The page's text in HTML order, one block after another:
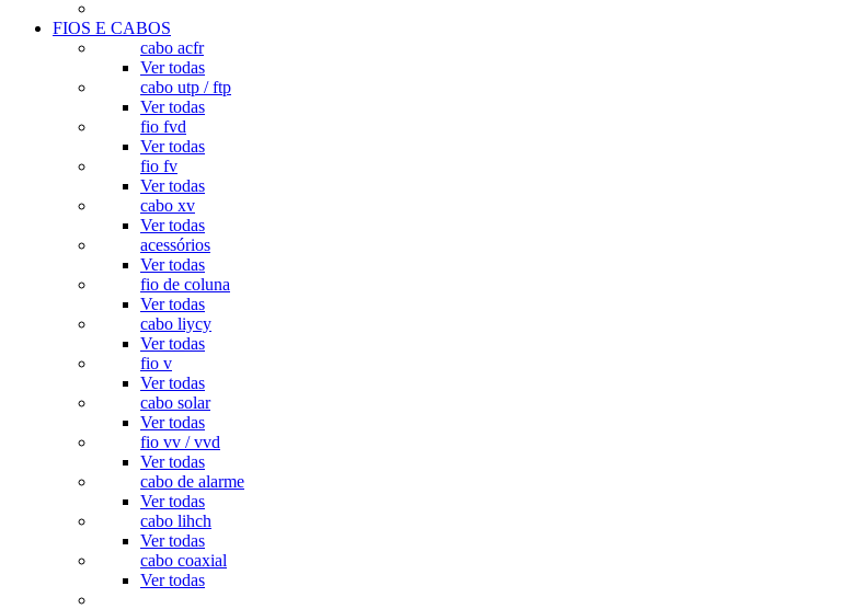
FIOS E CABOS
cabo acfr
Ver todas
cabo utp / ftp
Ver todas
fio fvd
Ver todas
fio fv
Ver todas
cabo xv
Ver todas
acessórios
Ver todas
fio de coluna
Ver todas
cabo liycy
Ver todas
fio v
Ver todas
cabo solar
Ver todas
fio vv / vvd
Ver todas
cabo de alarme
Ver todas
cabo lihch
Ver todas
cabo coaxial
Ver todas